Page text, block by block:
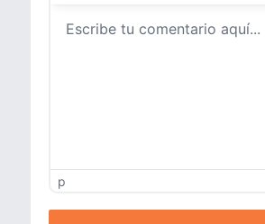
p